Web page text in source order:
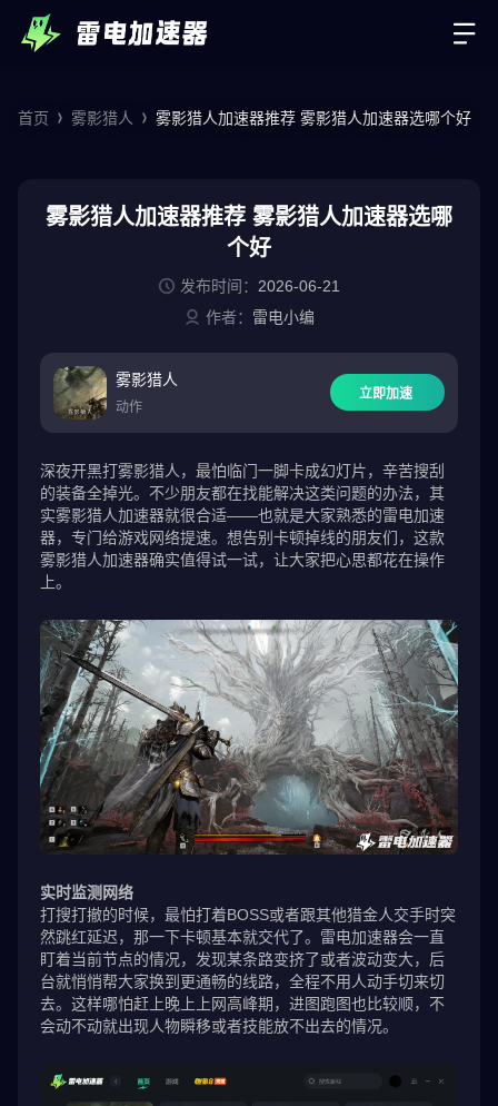
首页 雾影猎人 雾影猎人加速器推荐 雾影猎人加速器选哪个好
雾影猎人加速器推荐 雾影猎人加速器选哪
个好
发布时间： 2026-06-21
作者： 雷电小编
雾影猎人
动作
立即加速
深夜开黑打雾影猎人，最怕临门一脚卡成幻灯片，辛苦搜刮
的装备全掉光。不少朋友都在找能解决这类问题的办法，其
实雾影猎人加速器就很合适——也就是大家熟悉的雷电加速
器，专门给游戏网络提速。想告别卡顿掉线的朋友们，这款
雾影猎人加速器确实值得试一试，让大家把心思都花在操作
上。
实时监测网络
打搜打撤的时候，最怕打着BOSS或者跟其他猎金人交手时突
然跳红延迟，那一下卡顿基本就交代了。雷电加速器会一直
盯着当前节点的情况，发现某条路变挤了或者波动变大，后
台就悄悄帮大家换到更通畅的线路，全程不用人动手切来切
去。这样哪怕赶上晚上上网高峰期，进图跑图也比较顺，不
会动不动就出现人物瞬移或者技能放不出去的情况。